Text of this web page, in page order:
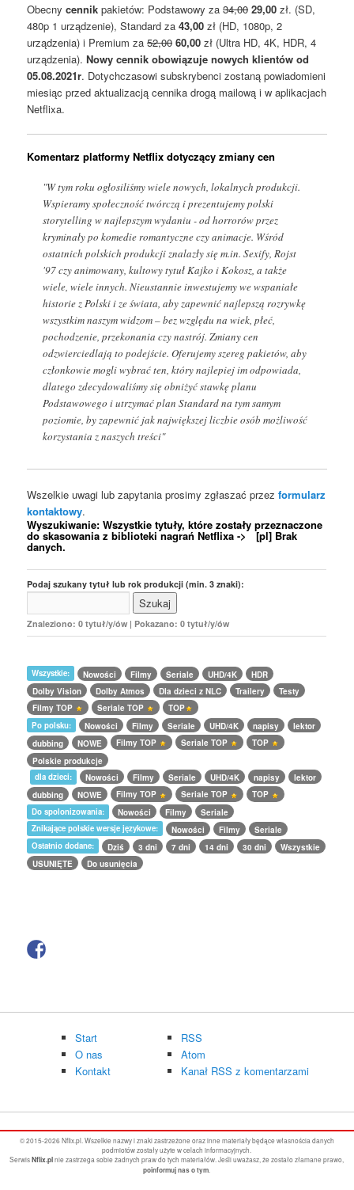
Obecnycennik pakietów: Podstawowy za34,00 29,00 zł. (SD,
480p 1 urządzenie), Standard za43,00 zł (HD, 1080p, 2
urządzenia) i Premium za52,00 60,00 zł (Ultra HD, 4K, HDR, 4
urządzenia).Nowy cennik obowiązuje nowych klientów od
05.08.2021r. Dotychczasowi subskrybenci zostaną powiadomieni
miesiąc przed aktualizacją cennika drogą mailową i w aplikacjach
Netflixa.
Komentarz platformy Netflix dotyczący zmiany cen
"W tym roku ogłosiliśmy wiele nowych, lokalnych produkcji.
Wspieramy społeczność twórczą i prezentujemy polski
storytelling w najlepszym wydaniu - od horrorów przez
kryminały po komedie romantyczne czy animacje. Wśród
ostatnich polskich produkcji znalazły się m.in. Sexify, Rojst
'97 czy animowany, kultowy tytuł Kajko i Kokosz, a także
wiele, wiele innych. Nieustannie inwestujemy we wspaniałe
historie z Polski i ze świata, aby zapewnić najlepszą rozrywkę
wszystkim naszym widzom – bez względu na wiek, płeć,
pochodzenie, przekonania czy nastrój. Zmiany cen
odzwierciedlają to podejście. Oferujemy szereg pakietów, aby
członkowie mogli wybrać ten, który najlepiej im odpowiada,
dlatego zdecydowaliśmy się obniżyć stawkę planu
Podstawowego i utrzymać plan Standard na tym samym
poziomie, by zapewnić jak największej liczbie osób możliwość
korzystania z naszych treści"
Wszelkie uwagi lub zapytania prosimy zgłaszać przezformularz
kontaktowy.
Wyszukiwanie: Wszystkie tytuły, które zostały przeznaczone
do skasowania z biblioteki nagrań Netflixa -> [pl] Brak
danych.
Podaj szukany tytuł lub rok produkcji (min. 3 znaki):
Znaleziono: 0 tytuł/y/ów | Pokazano: 0 tytuł/y/ów
Wszystkie: Nowości Filmy Seriale UHD/4K
HDR
Dolby Vision
Dolby Atmos Dla dzieci z NLC Trailery
Testy
Filmy TOP
Seriale TOP
TOP
Po polsku:
Nowości Filmy Seriale UHD/4K napisy
lektor
dubbing
NOWE Filmy TOP Seriale TOP
TOP
Polskie produkcje
dla dzieci:
Nowości Filmy Seriale UHD/4K napisy
lektor
dubbing
NOWE Filmy TOP Seriale TOP
TOP
Do spolonizowania:
Nowości Filmy
Seriale
Znikające polskie wersje językowe:
Nowości Filmy
Seriale
Ostatnio dodane:
Dziś 3 dni 7 dni 14 dni 30 dni
Wszystkie
USUNIĘTE
Do usunięcia
Start
O nas
Kontakt
RSS
Atom
Kanał RSS z komentarzami
© 2015-2026 Nflix.pl. Wszelkie nazwy i znaki zastrzeżone oraz inne materiały będące własnościa danych
podmiotów zostały użyte w celach informacyjnych.
SerwisNflix.plnie zastrzega sobie żadnych praw do tych materiałów. Jeśli uważasz, że zostało złamane prawo,
poinformuj nas o tym